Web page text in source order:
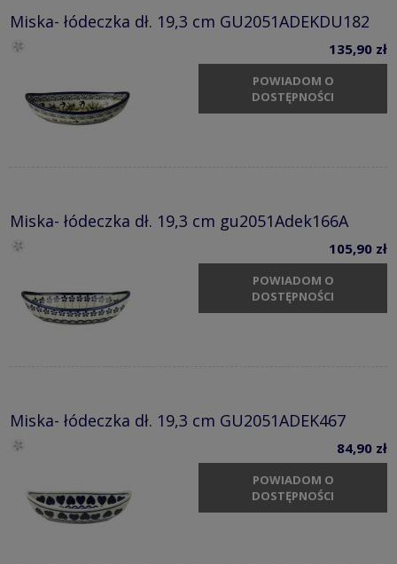
Miska- łódeczka dł. 19,3 cm GU2051ADEKDU182
135,90 zł
POWIADOM O
DOSTĘPNOŚCI
Miska- łódeczka dł. 19,3 cm gu2051Adek166A
105,90 zł
POWIADOM O
DOSTĘPNOŚCI
Miska- łódeczka dł. 19,3 cm GU2051ADEK467
84,90 zł
POWIADOM O
DOSTĘPNOŚCI